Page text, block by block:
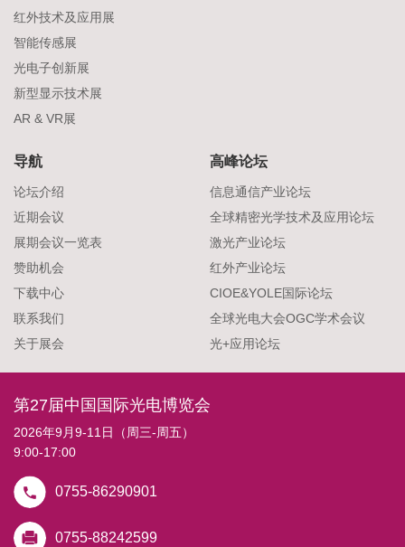
红外技术及应用展
智能传感展
光电子创新展
新型显示技术展
AR & VR展
导航
论坛介绍
近期会议
展期会议一览表
赞助机会
下载中心
联系我们
关于展会
高峰论坛
信息通信产业论坛
全球精密光学技术及应用论坛
激光产业论坛
红外产业论坛
CIOE&YOLE国际论坛
全球光电大会OGC学术会议
光+应用论坛
第27届中国国际光电博览会
2026年9月9-11日（周三-周五）
9:00-17:00
0755-86290901
0755-88242599